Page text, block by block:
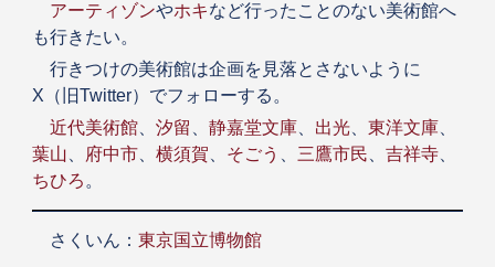
アーティゾンやホキなど行ったことのない美術館へ
も行きたい。
行きつけの美術館は企画を見落とさないように
X（旧Twitter）でフォローする。
近代美術館、 汐留 静嘉堂文庫、 出光、 東洋文庫、
葉山
府中市、 横須賀 そごう 三鷹市民 吉祥寺、
ちひろ 。
さくいん： 東京国立博物館